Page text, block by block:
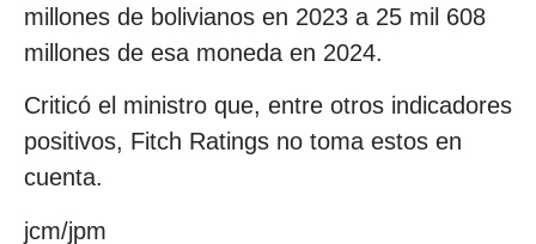
millones de bolivianos en 2023 a 25 mil 608
millones de esa moneda en 2024.
Criticó el ministro que, entre otros indicadores
positivos, Fitch Ratings no toma estos en
cuenta.
jcm/jpm